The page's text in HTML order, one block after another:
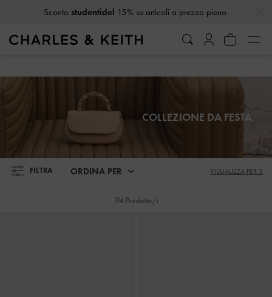
Ricevi 10% di scontoiscrivendoti alla newsletter*
Ricevi10% di sconto iscrivendoti alla newsletter*
COLLEZIONE DA FESTA
FILTRA ORDINA PER VISUALIZZA PER 3
114 Prodotto/i